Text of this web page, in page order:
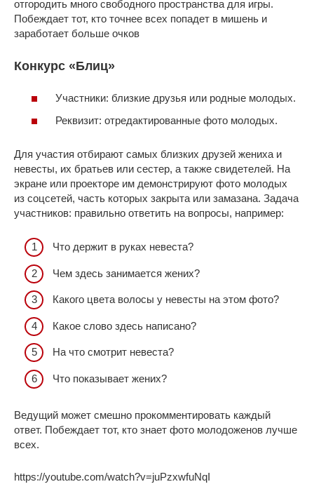
отгородить много свободного пространства для игры.
Побеждает тот, кто точнее всех попадет в мишень и
заработает больше очков
Конкурс «Блиц»
Участники: близкие друзья или родные молодых.
Реквизит: отредактированные фото молодых.
Для участия отбирают самых близких друзей жениха и
невесты, их братьев или сестер, а также свидетелей. На
экране или проекторе им демонстрируют фото молодых
из соцсетей, часть которых закрыта или замазана. Задача
участников: правильно ответить на вопросы, например:
Что держит в руках невеста?
Чем здесь занимается жених?
Какого цвета волосы у невесты на этом фото?
Какое слово здесь написано?
На что смотрит невеста?
Что показывает жених?
Ведущий может смешно прокомментировать каждый
ответ. Побеждает тот, кто знает фото молодоженов лучше
всех.
https://youtube.com/watch?v=juPzxwfuNqI